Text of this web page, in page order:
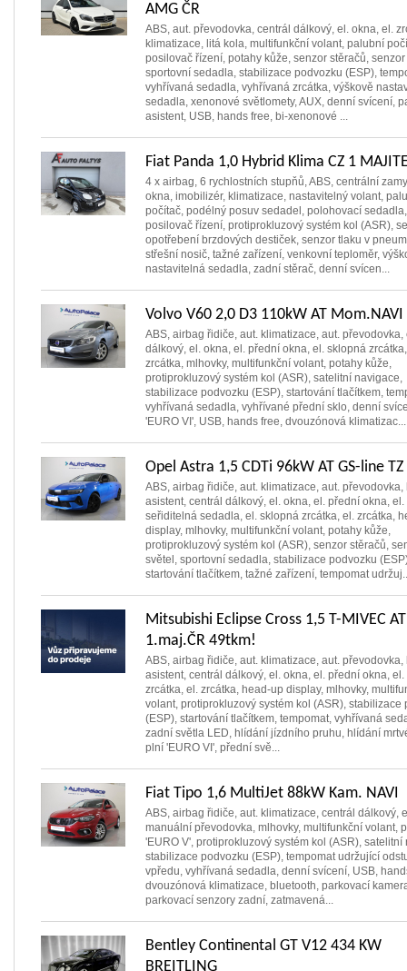
AMG ČR
ABS, aut. převodovka, centrál dálkový, el. okna, el.
klimatizace, litá kola, multifunkční volant, palubní
posilovač řízení, potahy kůže, senzor stěračů,
sportovní sedadla, stabilizace podvozku (ESP),
vyhřívaná sedadla, vyhřívaná zrcátka, výškově
sedadla, xenonové světlomety, AUX, denní svícení,
asistent, USB, hands free, bi-xenonové ...
Fiat Panda 1,0 Hybrid Klima CZ 1
4 x airbag, 6 rychlostních stupňů, ABS, centrální
okna, imobilizér, klimatizace, nastavitelný volant,
počítač, podélný posuv sedadel, polohovací sedadla,
posilovač řízení, protiprokluzový systém kol (ASR),
opotřebení brzdových destiček, senzor tlaku v
střešní nosič, tažné zařízení, venkovní teploměr,
nastavitelná sedadla, zadní stěrač, denní svícen...
Volvo V60 2,0 D3 110kW AT Mom.NAVI
ABS, airbag řidiče, aut. klimatizace, aut. převodovka,
dálkový, el. okna, el. přední okna, el. sklopná
zrcátka, mlhovky, multifunkční volant, potahy kůže,
protiprokluzový systém kol (ASR), satelitní navigace,
stabilizace podvozku (ESP), startování tlačítkem,
vyhřívaná sedadla, vyhřívané přední sklo, denní
'EURO VI', USB, hands free, dvouzónová klimatizac...
Opel Astra 1,5 CDTi 96kW AT GS-line TZ
ABS, airbag řidiče, aut. klimatizace, aut. převodovka,
asistent, centrál dálkový, el. okna, el. přední okna, el.
seřiditelná sedadla, el. sklopná zrcátka, el. zrcátka,
display, mlhovky, multifunkční volant, potahy kůže,
protiprokluzový systém kol (ASR), senzor stěračů,
světel, sportovní sedadla, stabilizace podvozku
startování tlačítkem, tažné zařízení, tempomat
Mitsubishi Eclipse Cross 1,5 T-MIVEC AT
1.maj.ČR 49tkm!
ABS, airbag řidiče, aut. klimatizace, aut. převodovka,
asistent, centrál dálkový, el. okna, el. přední okna,
zrcátka, el. zrcátka, head-up display, mlhovky,
volant, protiprokluzový systém kol (ASR), stabilizace
(ESP), startování tlačítkem, tempomat, vyhřívaná
zadní světla LED, hlídání jízdního pruhu, hlídání
plní 'EURO VI', přední svě...
Fiat Tipo 1,6 MultiJet 88kW Kam. NAVI
ABS, airbag řidiče, aut. klimatizace, centrál dálkový,
manuální převodovka, mlhovky, multifunkční volant,
'EURO V', protiprokluzový systém kol (ASR), satelitní
stabilizace podvozku (ESP), tempomat udržující
vpředu, vyhřívaná sedadla, denní svícení, USB,
dvouzónová klimatizace, bluetooth, parkovací
parkovací senzory zadní, zatmavená...
Bentley Continental GT V12 434 KW
BREITLING